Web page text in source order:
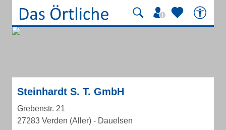
Steinhardt S. T. GmbH
Grebenstr. 21
27283 Verden (Aller) - Dauelsen